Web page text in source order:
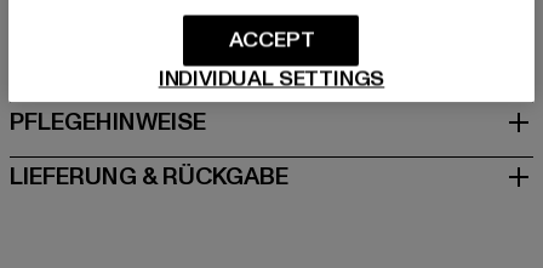
GRÖSSE & PASSFORM
PFLEGEHINWEISE
LIEFERUNG & RÜCKGABE
INDIVIDUAL SETTINGS
ACCEPT